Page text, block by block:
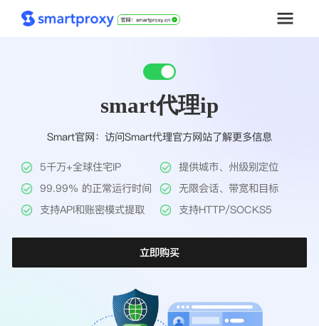
解决方案
工具
帮助中心
smart代理ip
Smart官网：访问Smart代理官方网站了解更多信息
5千万+全球住宅IP
提供城市、州级别定位
99.99% 的正常运行时间
无限会话、带宽和目标
支持API和账密模式提取
支持HTTP/SOCKS5
立即购买